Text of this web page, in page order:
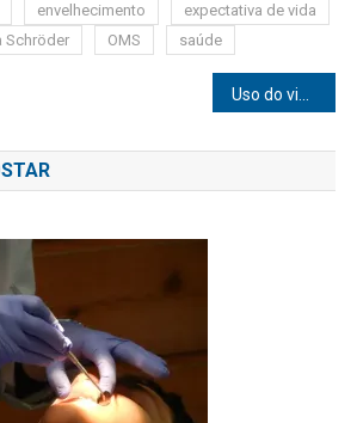
envelhecimento
expectativa de vida
Schröder OMS saúde